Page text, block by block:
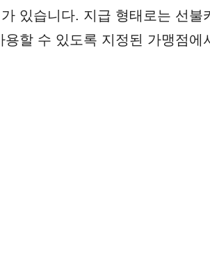
있습니다. 지급 형태로는 선불
할 수 있도록 지정된 가맹점에